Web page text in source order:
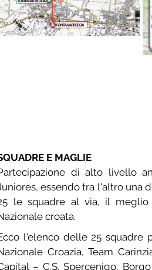
E MAGLIE
di alto livello
essendo tra l'altro una
le squadre al via, il meglio
croata.
l'elenco delle 25 squadre
Croazia, Team
– C.S. Spercenigo,